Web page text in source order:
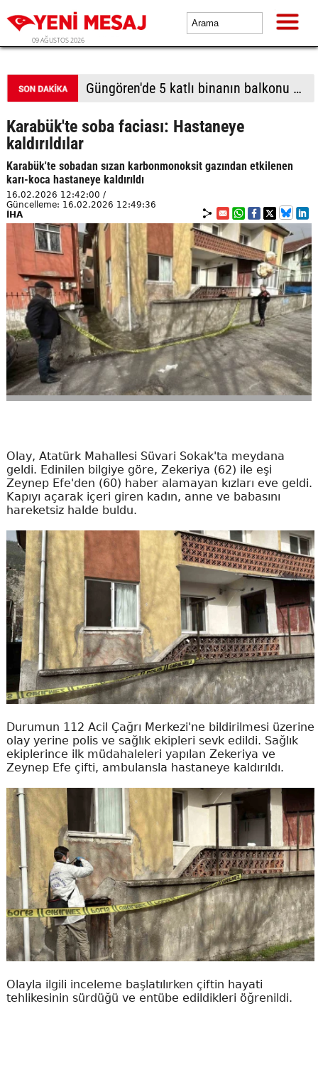
09 AĞUSTOS 2026
Batı Şeria'da Filistin topraklarını gasbeden İsrailliler camiye saldırdı, 7 Filistinli gözaltına alındı
Karabük'te soba faciası: Hastaneye
kaldırıldılar
Karabük'te sobadan sızan karbonmonoksit gazından etkilenen
karı-koca hastaneye kaldırıldı
16.02.2026 12:42:00 /
Güncelleme: 16.02.2026 12:49:36
İHA
Olay, Atatürk Mahallesi Süvari Sokak'ta meydana
geldi. Edinilen bilgiye göre, Zekeriya (62) ile eşi
Zeynep Efe'den (60) haber alamayan kızları eve geldi.
Kapıyı açarak içeri giren kadın, anne ve babasını
hareketsiz halde buldu.
Durumun 112 Acil Çağrı Merkezi'ne bildirilmesi üzerine
olay yerine polis ve sağlık ekipleri sevk edildi. Sağlık
ekiplerince ilk müdahaleleri yapılan Zekeriya ve
Zeynep Efe çifti, ambulansla hastaneye kaldırıldı.
Olayla ilgili inceleme başlatılırken çiftin hayati
tehlikesinin sürdüğü ve entübe edildikleri öğrenildi.